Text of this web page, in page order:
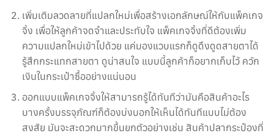
เพิ่มเติมลวดลายที่แปลกใหม่เพื่อสร้างเอกลักษณ์ให้กับแพ็คเกจ
จิ้ง เพื่อให้ลูกค้าจดจำและประทับใจ แพ็คเกจจิ้งที่ดีต้องเพิ่ม
ความแปลกใหม่เข้าไปด้วย แค่มองแวบแรกก็ดูดึงดูดสายตาได้
รู้สึกกระแทกสายตา ดูน่าสนใจ แบบนี้ลูกค้าก็อยากเก็บไว้ ควัก
เงินในกระเป๋าซื้ออย่างแน่นอน
ออกแบบแพ็คเกจจิ้งให้สามารถรู้ได้ทันทีว่ามันคือสินค้าอะไร
บางครั้งบรรจุภัณฑ์ก็ต้องบ่งบอกให้เห็นได้ทันทีแบบไม่ต้อง
สงสัย มันจะสะดวกมากขึ้นยกตัวอย่างเช่น สินค้าปลากระป๋องที่